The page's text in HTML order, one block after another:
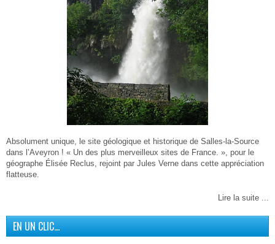
Absolument unique, le site géologique et historique de Salles-la-Source
dans l’Aveyron ! « Un des plus merveilleux sites de France. », pour le
géographe Élisée Reclus, rejoint par Jules Verne dans cette appréciation
flatteuse.
Lire la suite ...
EN UN CLIC…